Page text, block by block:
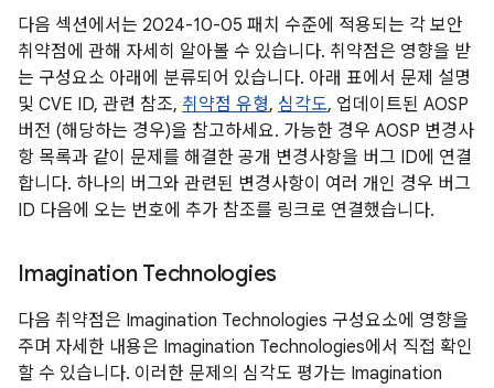
다음 섹션에서는 2024-10-05 패치 수준에 적용되는 각 보안
취약점에 관해 자세히 알아볼 수 있습니다. 취약점은 영향을 받
는 구성요소 아래에 분류되어 있습니다. 아래 표에서 문제 설명
및 CVE ID, 관련 참조, 취약점 유형, 심각도, 업데이트된 AOSP
버전 (해당하는 경우)을 참고하세요. 가능한 경우 AOSP 변경사
항 목록과 같이 문제를 해결한 공개 변경사항을 버그 ID에 연결
합니다. 하나의 버그와 관련된 변경사항이 여러 개인 경우 버그
ID 다음에 오는 번호에 추가 참조를 링크로 연결했습니다.
Imagination Technologies
다음 취약점은 Imagination Technologies 구성요소에 영향을
주며 자세한 내용은 Imagination Technologies에서 직접 확인
할 수 있습니다. 이러한 문제의 심각도 평가는 Imagination